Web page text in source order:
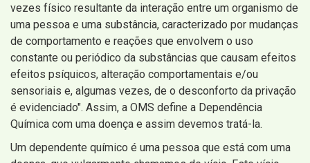
vezes físico resultante da interação entre um organismo de
uma pessoa e uma substância, caracterizado por mudanças
de comportamento e reações que envolvem o uso
constante ou periódico da substâncias que causam efeitos
efeitos psíquicos, alteração comportamentais e/ou
sensoriais e, algumas vezes, de o desconforto da privação
é evidenciado". Assim, a OMS define a Dependência
Química com uma doença e assim devemos tratá-la.
Um dependente químico é uma pessoa que está com uma